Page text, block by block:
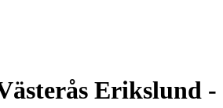
Erikslund -